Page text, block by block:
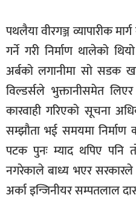
स्वास्थ्य
पथलैया वीरगञ्ज व्यापारीक
गर्ने गरी निर्माण थालेको
अर्बको लगानीमा सो सडक
विल्डर्सले भुक्तानीसमेत
कारवाही गरिएको सूचना
सम्झौता भई समयमा निर्माण
पटक पुनः म्याद थपिए पनि
नगरेकाले बाध्य भएर सरकारले
अर्का इन्जिनीयर सम्पतलाल